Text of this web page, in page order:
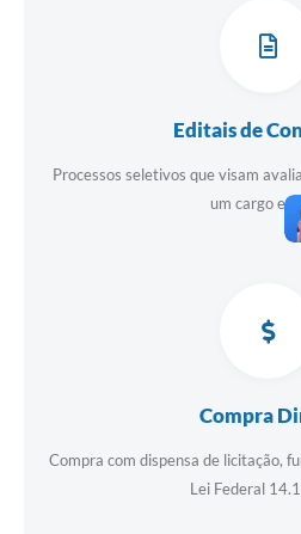
Editais de
Processos seletivos que visam
um cargo
Compra
Compra com dispensa de licitação,
Lei Federal